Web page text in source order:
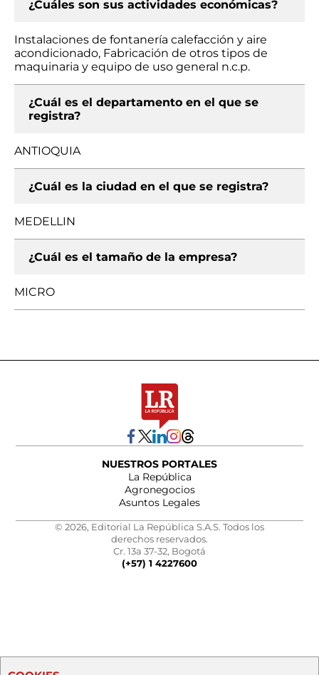
¿Cuáles son sus actividades económicas?
Instalaciones de fontanería calefacción y aire
acondicionado, Fabricación de otros tipos de
maquinaria y equipo de uso general n.c.p.
¿Cuál es el departamento en el que se
registra?
ANTIOQUIA
¿Cuál es la ciudad en el que se registra?
MEDELLIN
¿Cuál es el tamaño de la empresa?
MICRO
NUESTROS PORTALES
La República
Agronegocios
Asuntos Legales
© 2026, Editorial La República S.A.S. Todos los
derechos reservados.
Cr. 13a 37-32, Bogotá
(+57) 1 4227600